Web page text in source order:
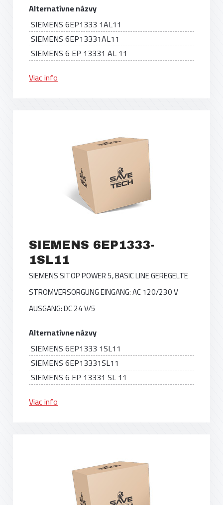
Alternatívne názvy
SIEMENS 6EP1333 1AL11
SIEMENS 6EP13331AL11
SIEMENS 6 EP 13331 AL 11
Viac info
SIEMENS 6EP1333-
1SL11
SIEMENS SITOP POWER 5, BASIC LINE GEREGELTE
STROMVERSORGUNG EINGANG: AC 120/230 V
AUSGANG: DC 24 V/5
Alternatívne názvy
SIEMENS 6EP1333 1SL11
SIEMENS 6EP13331SL11
SIEMENS 6 EP 13331 SL 11
Viac info